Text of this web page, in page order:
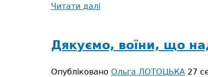
Читати далі
Дякуємо, воїни, що
Опубліковано Ольга ЛОТОЦЬКА 27